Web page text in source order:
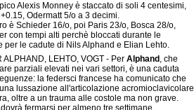
Alexis Monney è staccato di soli 4 centesimi,
Odermatt 5/o a 3 decimi.
è Schieder 16/o, poi Paris 23/o, Bosca 28/o,
con tempi alti perchè bloccati durante le
per le cadute di Nils Alphand e Elian Lehto.
ALPHAND, LEHTO, VOGT - Per Alphand , che
parziali elevati nei vari settori, è una caduta
la federsci francese ha comunicato che
lussazione all'articolazione acromioclavicolare
oltre a un trauma alle costole ma non grave.
fermarsi per almeno tre settimane.